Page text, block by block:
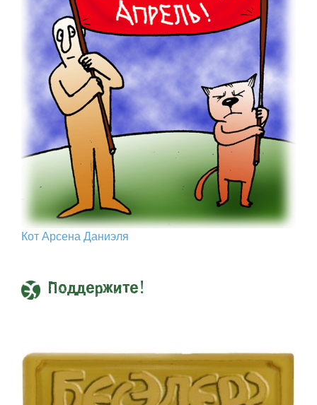
Кот Арcена Даниэля
Поддержите!